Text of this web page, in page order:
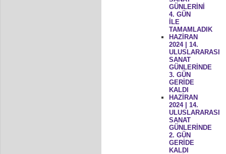
GÜNLERİNİ
4. GÜN
İLE
TAMAMLADIK
HAZİRAN
2024 | 14.
ULUSLARARASI
SANAT
GÜNLERİNDE
3. GÜN
GERİDE
KALDI
HAZİRAN
2024 | 14.
ULUSLARARASI
SANAT
GÜNLERİNDE
2. GÜN
GERİDE
KALDI